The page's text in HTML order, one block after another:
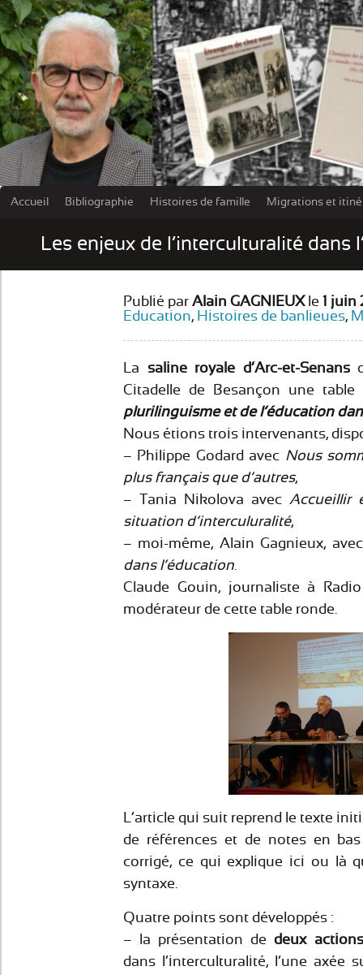
Accueil Bibliographie Histoires de famille Migrations et
Les
Les enjeux de l’interculturalité dans
Publié par Alain GAGNIEUXle 1 juin
Education, Histoires de banlieues,
La saline royale d’Arc-et-Senans
Citadelle de Besançon une
plurilinguisme et de l’éducation
Nous étions trois intervenants,
– Philippe Godard avec Nous
plus français que d’autres,
– Tania Nikolova avec Accueillir
situation d’interculuralité,
– moi-même, Alain Gagnieux,
dans l’éducation.
Claude Gouin, journaliste à
modérateur de cette table ronde.
L’article qui suit reprend le texte
de références et de notes en
corrigé, ce qui explique ici ou là
syntaxe.
Quatre points sont développés :
– la présentation de deux
dans l’interculturalité, l’une axée